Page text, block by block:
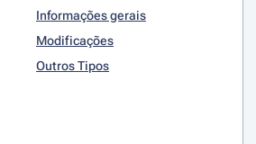
Informações gerais
Modificações
Outros Tipos